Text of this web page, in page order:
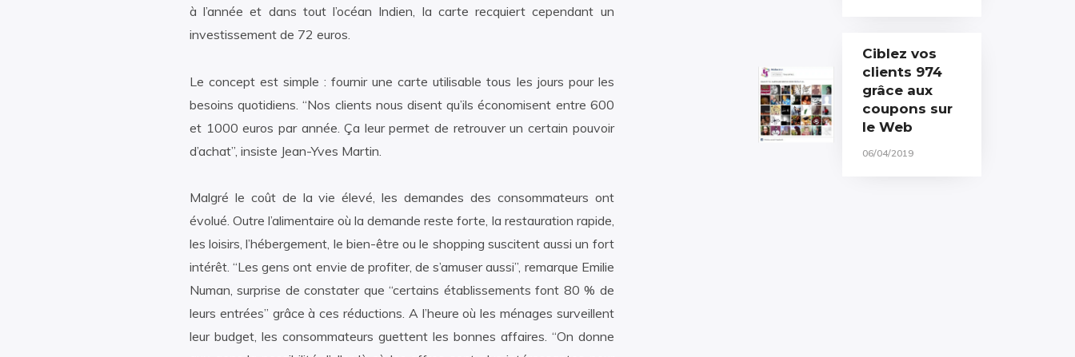
à l’année et dans tout l’océan Indien, la carte recquiert cependant un
investissement de 72 euros.
Le concept est simple : fournir une carte utilisable tous les jours pour les
besoins quotidiens. “Nos clients nous disent qu’ils économisent entre 600
et 1000 euros par année. Ça leur permet de retrouver un certain pouvoir
d’achat”, insiste Jean-Yves Martin.
Malgré le coût de la vie élevé, les demandes des consommateurs ont
évolué. Outre l’alimentaire où la demande reste forte, la restauration rapide,
les loisirs, l’hébergement, le bien-être ou le shopping suscitent aussi un fort
intérêt. “Les gens ont envie de profiter, de s’amuser aussi”, remarque Emilie
Numan, surprise de constater que “certains établissements font 80 % de
leurs entrées” grâce à ces réductions. A l’heure où les ménages surveillent
leur budget, les consommateurs guettent les bonnes affaires. “On donne
Ciblez vos
clients 974
grâce aux
coupons sur
le Web
06/04/2019